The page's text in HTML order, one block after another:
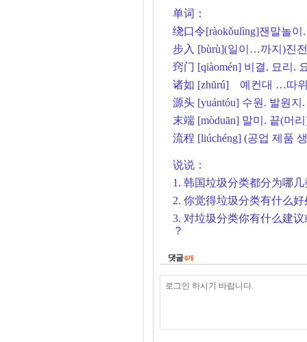
单词：
绕口令[ràokǒulìng]잰말놀이 .
步入 [bùrù](일이 …까지 )진
窍门 [qiàomén] 비결. 묘리 .
诸如 [zhūrú] 예컨대 …따
源头 [yuántóu] 수원 . 발원지 .
末端 [mòduān] 말미 . 끝(머리
流程 [liúchéng] (공업 제품
说说：
1. 韩国垃圾分类都分为哪几
2. 你觉得垃圾分类有什么好
3. 对垃圾分类你有什么建
？
댓글0개